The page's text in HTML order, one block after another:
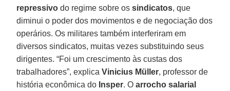
repressivo do regime sobre ossindicatos, que
diminui o poder dos movimentos e de negociação dos
operários. Os militares também interferiram em
diversos sindicatos, muitas vezes substituindo seus
dirigentes. “Foi um crescimento às custas dos
trabalhadores”, explicaVinicius Müller, professor de
história econômica do Insper. Oarrocho salarial